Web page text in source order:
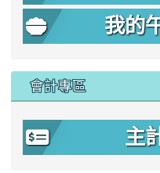
我的
會計專區
主